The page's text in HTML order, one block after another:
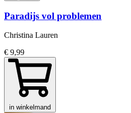
Paradijs vol problemen
Christina Lauren
€ 9,99
in winkelmand